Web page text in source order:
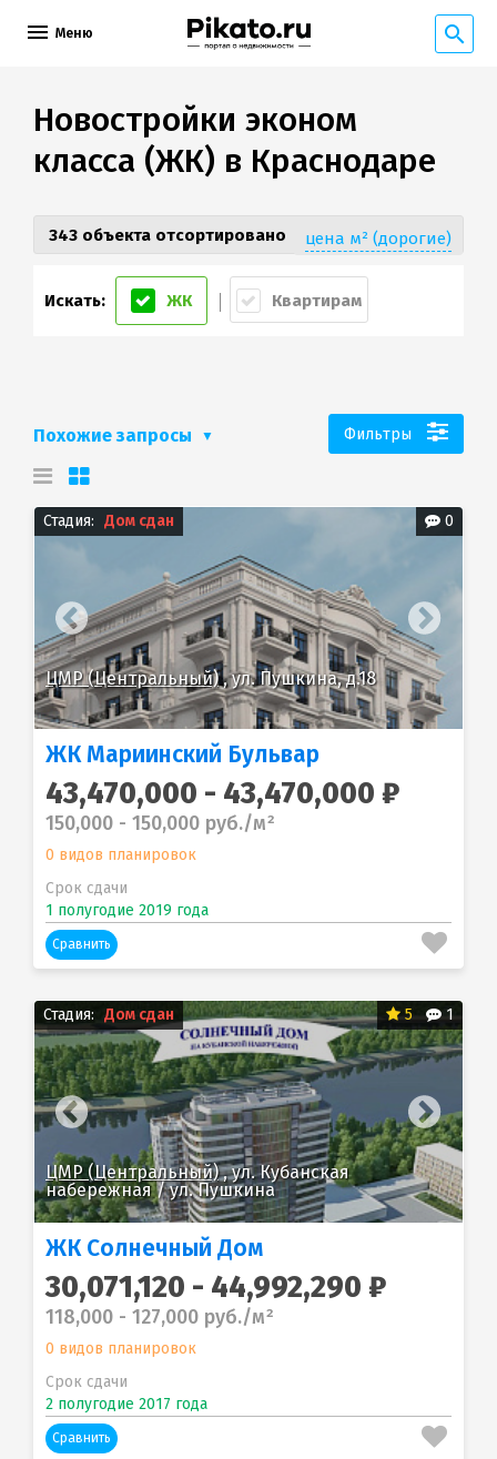
Меню
Новостройки эконом
класса (ЖК) в Краснодаре
343 объекта отсортировано цена м² (дорогие)
Искать: ЖК Квартирам
Фильтры
Похожие запросы
Стадия: Дом сдан 0
ЦМР (Центральный), ул. Пушкина, д.18
ЖК Мариинский Бульвар
Сравнить
43,470,000 - 43,470,000 ₽
150,000 - 150,000 руб./м²
0 видов планировок
Срок сдачи
1 полугодие 2019 года
Стадия: Дом сдан 5 1
ЦМР (Центральный), ул. Кубанская
набережная / ул. Пушкина
ЖК Солнечный Дом
Сравнить
30,071,120 - 44,992,290 ₽
118,000 - 127,000 руб./м²
0 видов планировок
Срок сдачи
2 полугодие 2017 года